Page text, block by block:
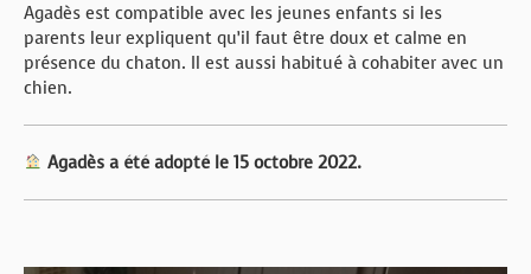
Agadès est compatible avec les jeunes enfants si les
parents leur expliquent qu’il faut être doux et calme en
présence du chaton. Il est aussi habitué à cohabiter avec un
chien.
Agadès a été adopté le 15 octobre 2022.